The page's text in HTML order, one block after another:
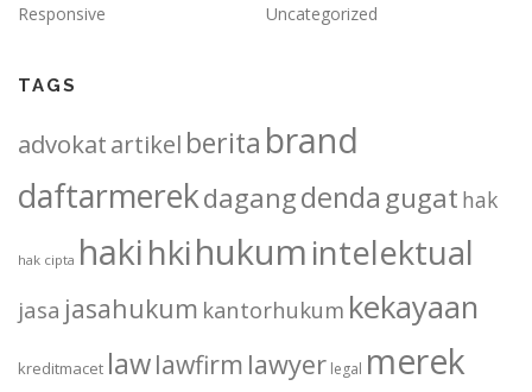
Responsive
Uncategorized
TAGS
advokatartikel berita brand
daftarmerekdagangdenda gugat hak
hak cipta hakihkihukumintelektual
jasa jasahukum kantorhukum kekayaan
kreditmacet lawlawfirm lawyer legal merek